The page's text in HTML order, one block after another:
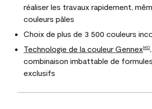
réaliser les travaux rapidement,
couleurs pâles
Choix de plus de 3 500 couleurs
Technologie de la couleur GennexMD
combinaison imbattable de
exclusifs